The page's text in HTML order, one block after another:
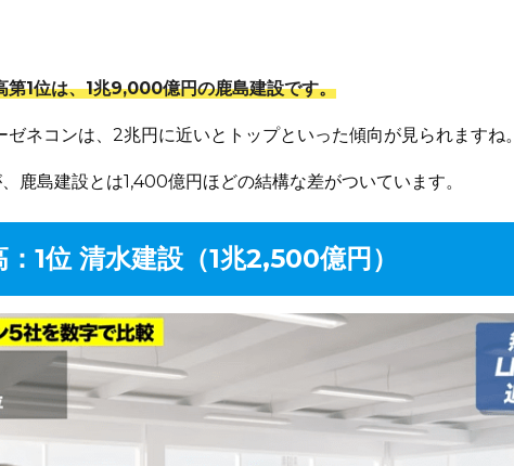
第1位は、1兆9,000億円の鹿島建設です。
ゼネコンは、2兆円に近いとトップといった傾向が見られますね。
鹿島建設とは1,400億円ほどの結構な差がついています。
1位 清水建設（1兆2,500億円）